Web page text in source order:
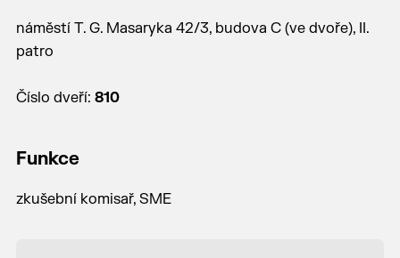
náměstí T. G. Masaryka 42/3, budova C (ve dvoře), II.
patro
Číslo dveří: 810
Funkce
zkušební komisař, SME